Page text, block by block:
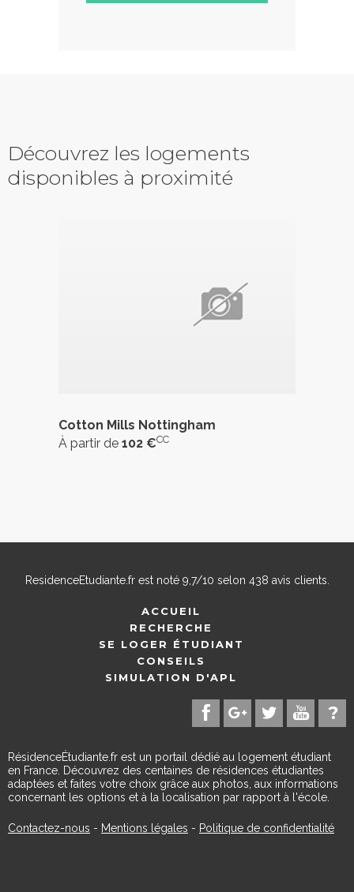
Découvrez les logements
disponibles à proximité
Cotton Mills Nottingham
À partir de 102 €CC
ResidenceEtudiante.frest noté 9,7/10 selon 438 avis clients.
ACCUEIL
RECHERCHE
SE LOGER ÉTUDIANT
CONSEILS
SIMULATION D'APL
RésidenceÉtudiante.fr est un portail dédié au logement étudiant
en France. Découvrez des centaines de résidences étudiantes
adaptées et faites votre choix grâce aux photos, aux informations
concernant les options et à la localisation par rapport à l'école.
Contactez-nous - Mentions légales - Politique de confidentialité